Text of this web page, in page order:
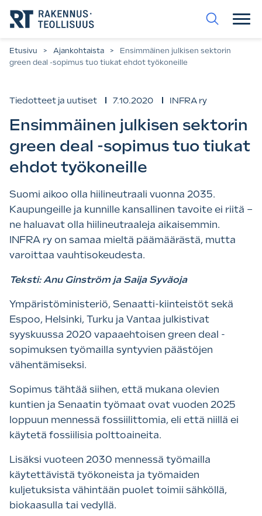
suoraan
sisältöön.
Etusivu > Ajankohtaista >
Ensimmäinen julkisen sektorin
green deal -sopimus tuo tiukat ehdot työkoneille
Tiedotteet ja uutiset 7.10.2020 INFRA ry
Ensimmäinen julkisen sektorin
green deal -sopimus tuo tiukat
ehdot työkoneille
Suomi aikoo olla hiilineutraali vuonna 2035.
Kaupungeille ja kunnille kansallinen tavoite ei riitä –
ne haluavat olla hiilineutraaleja aikaisemmin.
INFRA ry on samaa mieltä päämäärästä, mutta
varoittaa vauhtisokeudesta.
Teksti: Anu Ginström ja Saija Syväoja
Ympäristöministeriö, Senaatti-kiinteistöt sekä
Espoo, Helsinki, Turku ja Vantaa julkistivat
syyskuussa 2020 vapaaehtoisen green deal -
sopimuksen työmailla syntyvien päästöjen
vähentämiseksi.
Sopimus tähtää siihen, että mukana olevien
kuntien ja Senaatin työmaat ovat vuoden 2025
loppuun mennessä fossiilittomia, eli että niillä ei
käytetä fossiilisia polttoaineita.
Lisäksi vuoteen 2030 mennessä työmailla
käytettävistä työkoneista ja työmaiden
kuljetuksista vähintään puolet toimii sähköllä,
biokaasulla tai vedyllä.